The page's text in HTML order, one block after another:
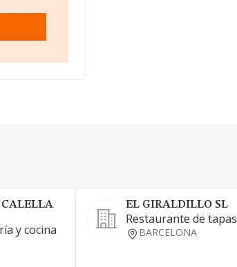
CALELLA
y cocina
EL GIRALDILLO SL
Restaurante de tapas
BARCELONA